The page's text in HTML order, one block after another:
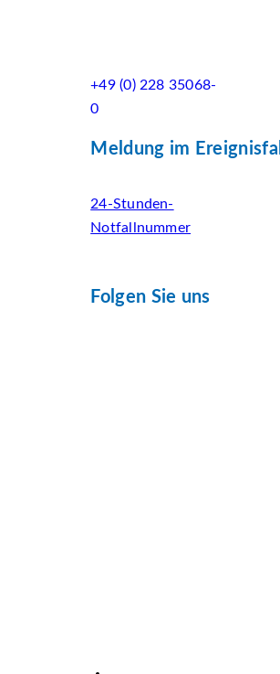
+49 (0) 228 35068-
0
Meldung im Ereignisfall
24-Stunden-
Notfallnummer
Folgen Sie uns